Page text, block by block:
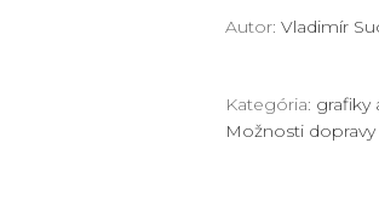
Autor: Vladimír
Kategória: grafiky
Možnosti dopravy